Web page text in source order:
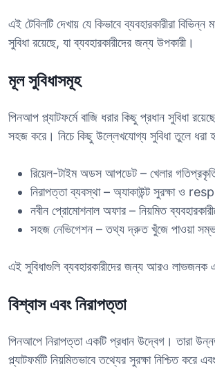
এই টেবিলটি দেখায় যে কিভাবে ব্যবহারকারীরা
সুবিধা রয়েছে, যা ব্যবহারকারীদের জন্য উপকারী।
মূল সুবিধাসমূহ
পিনআপ প্ল্যাটফর্মে বাজি ধরার কিছু প্রধান সুবিধা
সহজ করে। নিচে কিছু উল্লেখযোগ্য সুবিধা তুলে ধরা
রিয়েল-টাইম অডস আপডেট – খেলার
নিরাপত্তা ব্যবস্থা – অ্যাকাউন্ট সুরক্ষা ও
নবীন প্রোমোশনাল অফার – নিয়মিত
সহজ নেভিগেশন – তথ্য দ্রুত খুঁজে পাওয়া
এই সুবিধাগুলি ব্যবহারকারীদের জন্য আরও লাভজনক
বিশ্বাস এবং নিরাপত্তা
পিনআপে নিরাপত্তা একটি প্রধান উদ্বেগ। তারা
প্ল্যাটফর্মটি নিয়মিতভাবে তথ্যের সুরক্ষা নিশ্চিত